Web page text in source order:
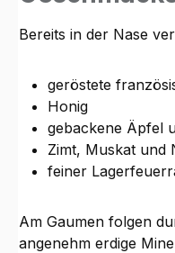
Bereits in der Nase
geröstete
Honig
gebackene Äpfel
Zimt, Muskat und
feiner
Am Gaumen folgen
angenehm erdige